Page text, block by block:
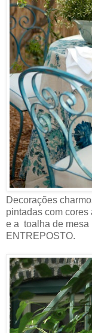
Decorações
pintadas com cores
e a toalha de mesa
ENTREPOSTO.